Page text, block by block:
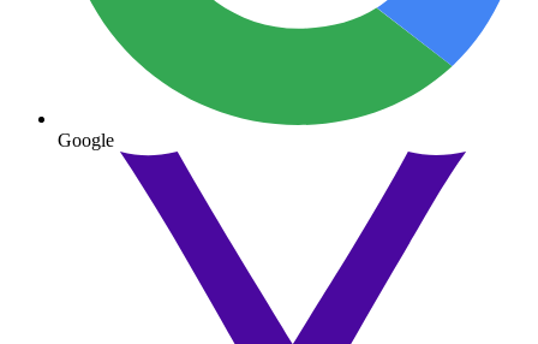
Google